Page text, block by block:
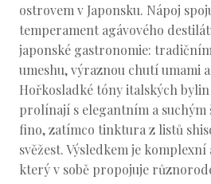
ostrovem v Japonsku. Nápoj
temperament agávového
japonské gastronomie:
umeshu, výraznou chutí umami
Hořkosladké tóny italských
prolínají s elegantním a suchým
fino, zatímco tinktura z listů
svěžest. Výsledkem je
který v sobě propojuje